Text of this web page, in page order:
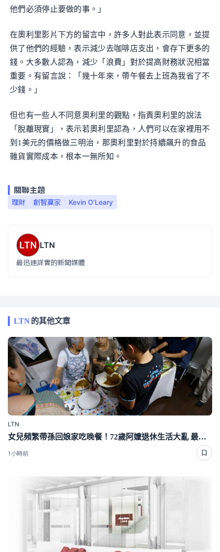
他們必須停止要做的事。」
在奧利里影片下方的留言中，許多人對此表示同意，並提
供了他們的經驗，表示減少去咖啡店支出，會存下更多的
錢。大多數人認為，減少「浪費」對於提高財務狀況相當
重要。有留言說：「幾十年來，帶午餐去上班為我省了不
少錢。」
但也有一些人不同意奧利里的觀點，指責奧利里的說法
「脫離現實」，表示若奧利里認為，人們可以在家裡用不
到1美元的價格做三明治，那奧利里對於持續飆升的食品
雜貨實際成本，根本一無所知。
關聯主題
理財 創智贏家 Kevin O’Leary
LTN
最迅速詳實的新聞媒體
LTN的其他文章
LTN
女兒頻繁帶孫回娘家吃晚餐！72歲阿嬤退休生活大亂 最後忍不住開口了
1小時前